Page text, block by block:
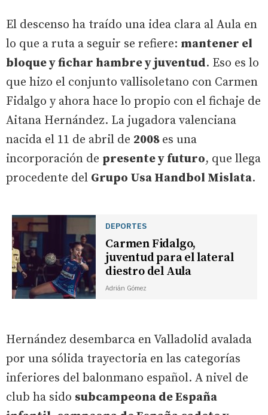
El descenso ha traído una idea clara al Aula en
lo que a ruta a seguir se refiere: mantener el
bloque y fichar hambre y juventud. Eso es lo
que hizo el conjunto vallisoletano con Carmen
Fidalgo y ahora hace lo propio con el fichaje de
Aitana Hernández. La jugadora valenciana
nacida el 11 de abril de 2008 es una
incorporación de presente y futuro, que llega
procedente del Grupo Usa Handbol Mislata.
DEPORTES
Carmen Fidalgo,
juventud para el lateral
diestro del Aula
Adrián Gómez
Hernández desembarca en Valladolid avalada
por una sólida trayectoria en las categorías
inferiores del balonmano español. A nivel de
club ha sido subcampeona de España